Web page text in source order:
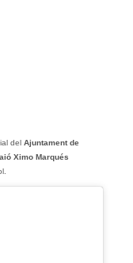
del Ajuntament de
Ximo Marqués